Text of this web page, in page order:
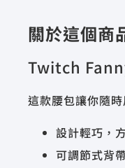
關於這個商
Twitch
這款腰包讓你隨
設計輕巧，
可調節式背